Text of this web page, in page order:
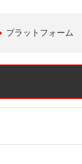
プラットフォーム